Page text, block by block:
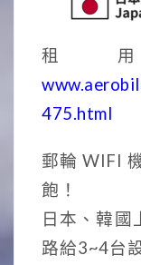
租
475.html
郵輪 WIFI
飽！
日本、韓國
路給3~4台